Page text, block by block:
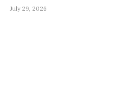
July 29, 2026